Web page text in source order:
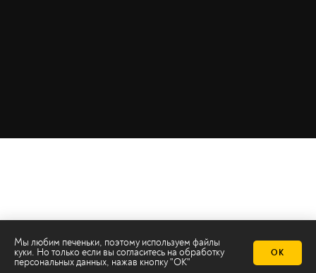
Мы любим печеньки, поэтому используем файлы
куки. Но только если вы согласитесь на обработку
персональных данных, нажав кнопку "ОК"
ОК